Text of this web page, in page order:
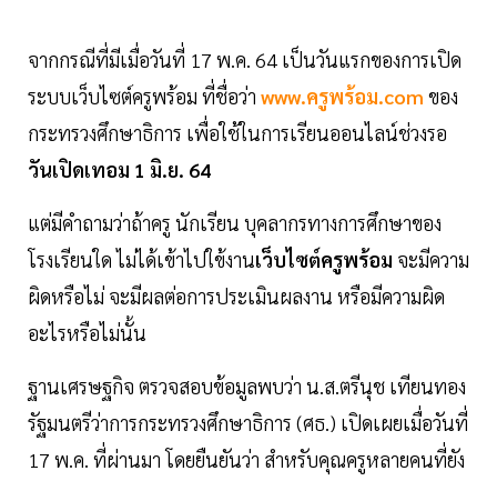
จากกรณีที่มีเมื่อวันที่ 17 พ.ค. 64 เป็นวันแรกของการเปิด
ระบบเว็บไซต์ครูพร้อม ที่ชื่อว่า www.ครูพร้อม.com ของ
กระทรวงศึกษาธิการ เพื่อใช้ในการเรียนออนไลน์ช่วงรอ
วันเปิดเทอม 1 มิ.ย. 64
แต่มีคำถามว่าถ้าครู นักเรียน บุคลากรทางการศึกษาของ
โรงเรียนใด ไม่ได้เข้าไปใข้งานเว็บไซต์ครูพร้อม จะมีความ
ผิดหรือไม่ จะมีผลต่อการประเมินผลงาน หรือมีความผิด
อะไรหรือไม่นั้น
ฐานเศรษฐกิจ ตรวจสอบข้อมูลพบว่า น.ส.ตรีนุช เทียนทอง
รัฐมนตรีว่าการกระทรวงศึกษาธิการ (ศธ.) เปิดเผยเมื่อวันที่
17 พ.ค. ที่ผ่านมา โดยยืนยันว่า สำหรับคุณครูหลายคนที่ยัง